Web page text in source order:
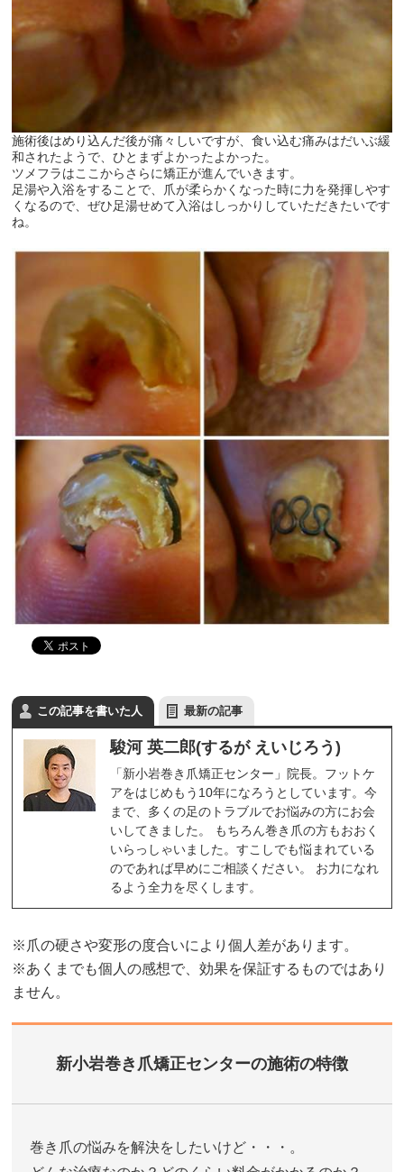
施術後はめり込んだ後が痛々しいですが、食い込む痛みはだいぶ緩
和されたようで、ひとまずよかったよかった。
ツメフラはここからさらに矯正が進んでいきます。
足湯や入浴をすることで、爪が柔らかくなった時に力を発揮しやす
くなるので、ぜひ足湯せめて入浴はしっかりしていただきたいです
ね。
この記事を書いた人 最新の記事
駿河 英二郎(するが えいじろう)
「新小岩巻き爪矯正センター」院長。フットケ
アをはじめもう10年になろうとしています。今
まで、多くの足のトラブルでお悩みの方にお会
いしてきました。 もちろん巻き爪の方もおおく
いらっしゃいました。すこしでも悩まれている
のであれば早めにご相談ください。 お力になれ
るよう全力を尽くします。
※爪の硬さや変形の度合いにより個人差があります。
※あくまでも個人の感想で、効果を保証するものではあり
ません。
新小岩巻き爪矯正センターの施術の特徴
巻き爪の悩みを解決をしたいけど・・・。